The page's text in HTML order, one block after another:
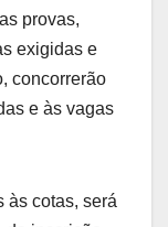
provas,
exigidas e
concorrerão
e às vagas
às cotas, será